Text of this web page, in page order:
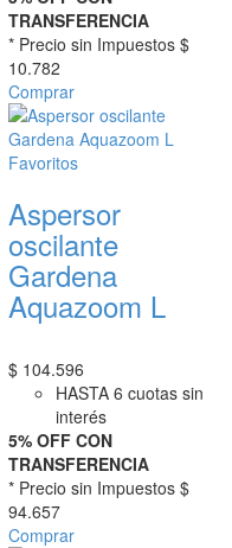
TRANSFERENCIA
* Precio sin Impuestos $
10.782
Comprar
Favoritos
Aspersor
oscilante
Gardena
Aquazoom L
$ 104.596
HASTA 6 cuotas sin
interés
5% OFF CON
TRANSFERENCIA
* Precio sin Impuestos $
94.657
Comprar